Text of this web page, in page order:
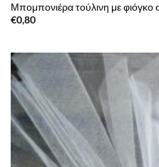
Μπομπονιέρα τούλινη με φιόγκο
€0,80